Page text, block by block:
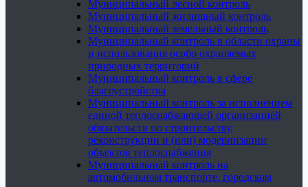
Муниципальный лесной контроль
Муниципальный жилищный контроль
Муниципальный земельный контроль
Муниципальный контроль в области охраны
и использования особо охраняемых
природных территорий
Муниципальный контроль в сфере
благоустройства
Муниципальный контроль за исполнением
единой теплоснабжающей организацией
обязательств по строительству,
реконструкции и (или) модернизации
объектов теплоснабжения
Муниципальный контроль на
автомобильном транспорте, городском